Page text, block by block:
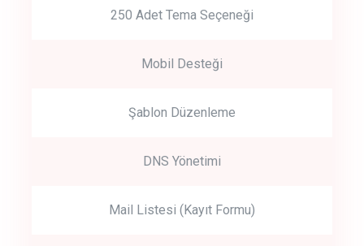
250 Adet Tema Seçeneği
Mobil Desteği
Şablon Düzenleme
DNS Yönetimi
Mail Listesi (Kayıt Formu)